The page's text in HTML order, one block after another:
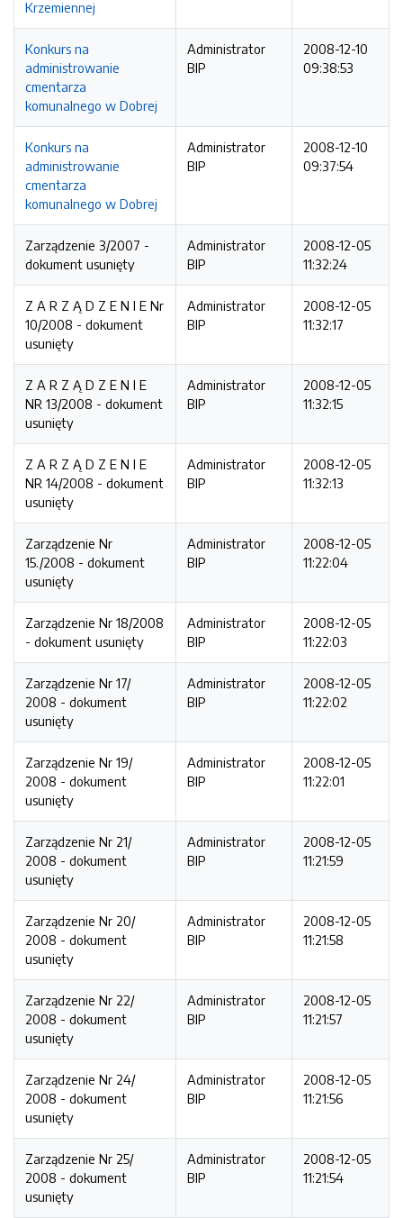
Krzemiennej
Konkurs na
administrowanie
cmentarza
komunalnego w Dobrej
Administrator
BIP
2008-12-10
09:38:53
Konkurs na
administrowanie
cmentarza
komunalnego w Dobrej
Administrator
BIP
2008-12-10
09:37:54
Zarządzenie 3/2007 -
dokument usunięty
Administrator
BIP
2008-12-05
11:32:24
Z A R Z Ą D Z E N I E Nr
10/2008 - dokument
usunięty
Administrator
BIP
2008-12-05
11:32:17
Z A R Z Ą D Z E N I E
NR 13/2008 - dokument
usunięty
Administrator
BIP
2008-12-05
11:32:15
Z A R Z Ą D Z E N I E
NR 14/2008 - dokument
usunięty
Administrator
BIP
2008-12-05
11:32:13
Zarządzenie Nr
15./2008 - dokument
usunięty
Administrator
BIP
2008-12-05
11:22:04
Zarządzenie Nr 18/2008
- dokument usunięty
Administrator
BIP
2008-12-05
11:22:03
Zarządzenie Nr 17/
2008 - dokument
usunięty
Administrator
BIP
2008-12-05
11:22:02
Zarządzenie Nr 19/
2008 - dokument
usunięty
Administrator
BIP
2008-12-05
11:22:01
Zarządzenie Nr 21/
2008 - dokument
usunięty
Administrator
BIP
2008-12-05
11:21:59
Zarządzenie Nr 20/
2008 - dokument
usunięty
Administrator
BIP
2008-12-05
11:21:58
Zarządzenie Nr 22/
2008 - dokument
usunięty
Administrator
BIP
2008-12-05
11:21:57
Zarządzenie Nr 24/
2008 - dokument
usunięty
Administrator
BIP
2008-12-05
11:21:56
Zarządzenie Nr 25/
2008 - dokument
usunięty
Administrator
BIP
2008-12-05
11:21:54